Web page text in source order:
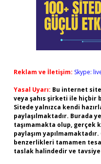
Reklam ve İletişim: Skype:
Yasal Uyarı: Bu internet
veya şahıs şirketi ile hiçbir
Sitede yalnızca kendi
paylaşılmaktadır. Burada
taşımamakta olup, gerçek
paylaşım
benzerlikleri tamamen
taslak halindedir ve